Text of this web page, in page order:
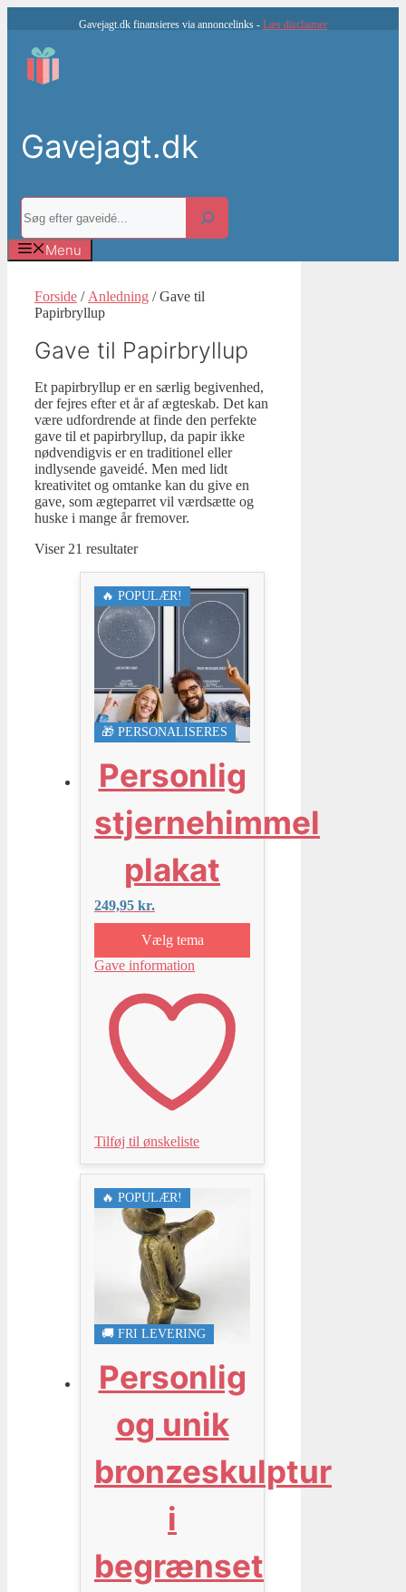
indhold
Gavejagt.dk finansieres via annoncelinks - Læs disclaimer
Gavejagt.dk
Søg
Menu
Forside / Anledning / Gave til
Papirbryllup
Gave til Papirbryllup
Et papirbryllup er en særlig begivenhed,
der fejres efter et år af ægteskab. Det kan
være udfordrende at finde den perfekte
gave til et papirbryllup, da papir ikke
nødvendigvis er en traditionel eller
indlysende gaveidé. Men med lidt
kreativitet og omtanke kan du give en
gave, som ægteparret vil værdsætte og
huske i mange år fremover.
Viser 21 resultater
🎁 PERSONALISERES
🔥 POPULÆR!
Personlig
stjernehimmel
plakat
249,95 kr.
Vælg tema
Gave information
Tilføj til ønskeliste
🚚 FRI LEVERING
🔥 POPULÆR!
Personlig
og unik
bronzeskulptur
i
begrænset